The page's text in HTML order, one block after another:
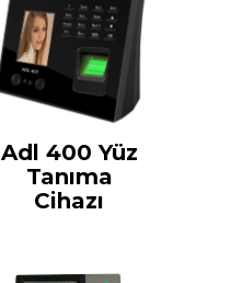
Adl 400 Yüz
Tanıma
Cihazı